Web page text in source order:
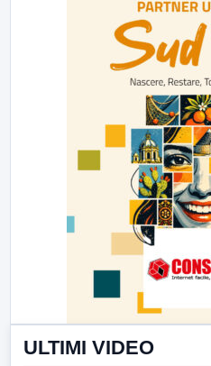
ULTIMI VIDEO